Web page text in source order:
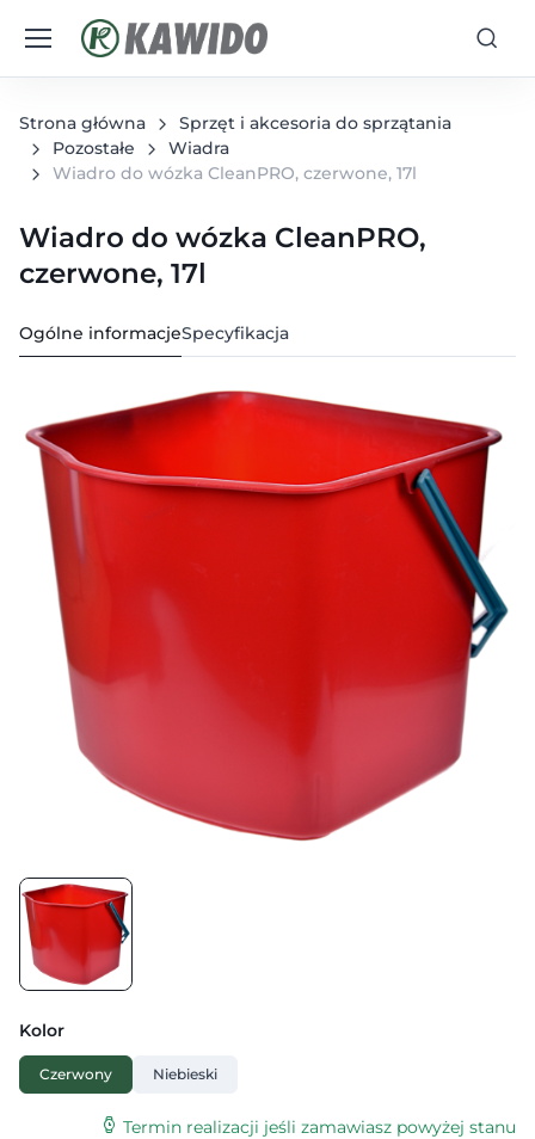
Strona główna
Sprzęt i akcesoria do sprzątania
Pozostałe
Wiadra
Wiadro do wózka CleanPRO, czerwone, 17l
Wiadro do wózka CleanPRO,
czerwone, 17l
Ogólne informacjeSpecyfikacja
Kolor
Czerwony Niebieski
Termin realizacji jeśli zamawiasz powyżej stanu